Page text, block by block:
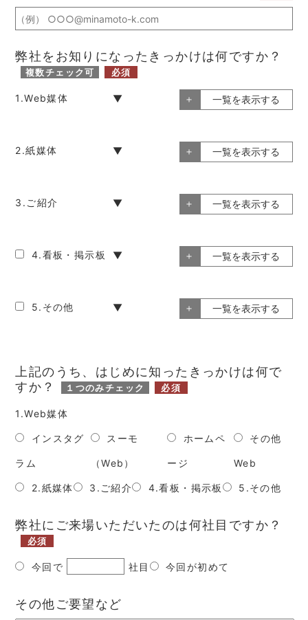
弊社をお知りになったきっかけは何ですか？
複数チェック可 必須
1.Web媒体
2.紙媒体
3.ご紹介
4.看板・掲示板
5.その他
上記のうち、はじめに知ったきっかけは何で
すか？
１つのみチェック 必須
1.Web媒体
インスタグ
ラム
スーモ
（Web）
ホームペ
ージ
その他
Web
2.紙媒体 3.ご紹介 4.看板・掲示板 5.その他
弊社にご来場いただいたのは何社目ですか？
必須
今回で 社目 今回が初めて
その他ご要望など